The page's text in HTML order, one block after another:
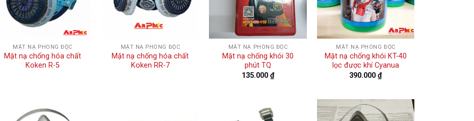
MẶT NẠ PHÒNG ĐỘC
Mặt nạ chống hóa chất
Koken R-5
MẶT NẠ PHÒNG ĐỘC
Mặt nạ chống hóa chất
Koken RR-7
MẶT NẠ PHÒNG ĐỘC
Mặt nạ chống khói 30
phút TQ
135.000₫
MẶT NẠ PHÒNG ĐỘC
Mặt nạ chống khói KT-40
lọc được khí Cyanua
390.000₫